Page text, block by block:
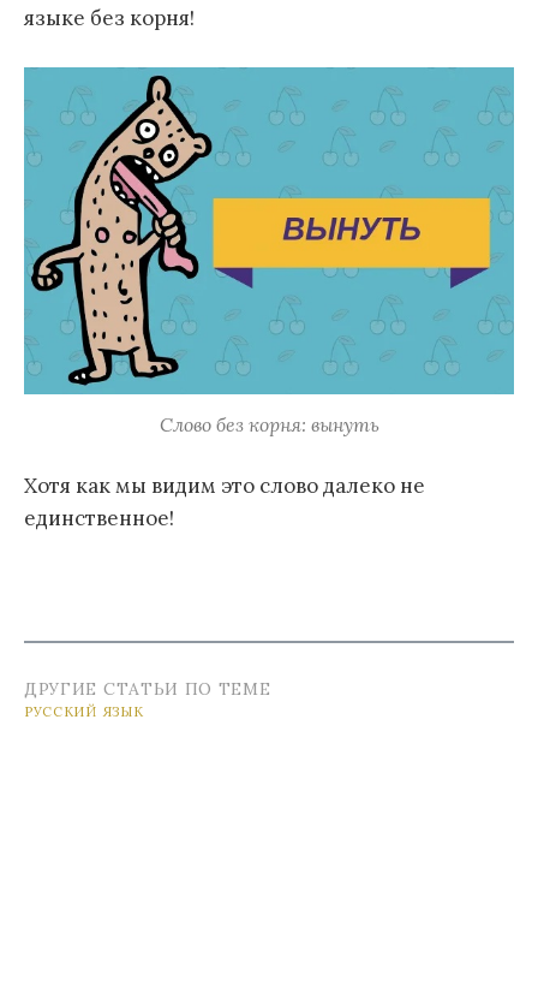
языке без корня!
Слово без корня: вынуть
Хотя как мы видим это слово далеко не
единственное!
ДРУГИЕ СТАТЬИ ПО ТЕМЕ
РУССКИЙ ЯЗЫК